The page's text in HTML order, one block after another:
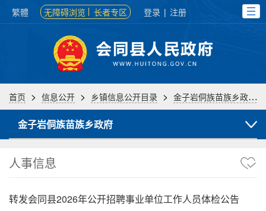
繁體 无障碍浏览 长者专区 登录 | 注册
首页 > 信息公开 > 乡镇信息公开目录 > 金子岩侗族苗族乡政府
金子岩侗族苗族乡政府
人事信息
转发会同县2026年公开招聘事业单位工作人员体检公告